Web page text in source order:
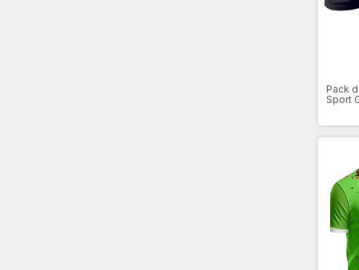
Pack
Sport